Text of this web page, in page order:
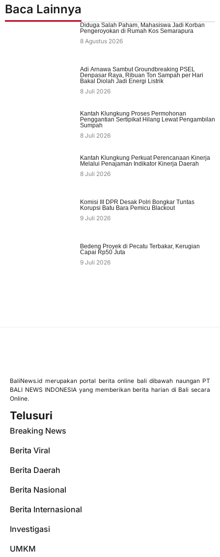
Baca Lainnya
Diduga Salah Paham, Mahasiswa Jadi Korban
Pengeroyokan di Rumah Kos Semarapura
8 Agustus 2026
Adi Arnawa Sambut Groundbreaking PSEL
Denpasar Raya, Ribuan Ton Sampah per Hari
Bakal Diolah Jadi Energi Listrik
8 Juli 2026
Kantah Klungkung Proses Permohonan
Penggantian Sertipikat Hilang Lewat Pengambilan
Sumpah
8 Juli 2026
Kantah Klungkung Perkuat Perencanaan Kinerja
Melalui Penajaman Indikator Kinerja Daerah
8 Juli 2026
Komisi III DPR Desak Polri Bongkar Tuntas
Korupsi Batu Bara Pemicu Blackout
9 Juli 2026
Bedeng Proyek di Pecatu Terbakar, Kerugian
Capai Rp50 Juta
9 Juli 2026
BaliNews.id merupakan portal berita online bali dibawah naungan PT
BALI NEWS INDONESIA yang memberikan berita harian di Bali secara
Online.
Telusuri
Breaking News
Berita Viral
Berita Daerah
Berita Nasional
Berita Internasional
Investigasi
UMKM